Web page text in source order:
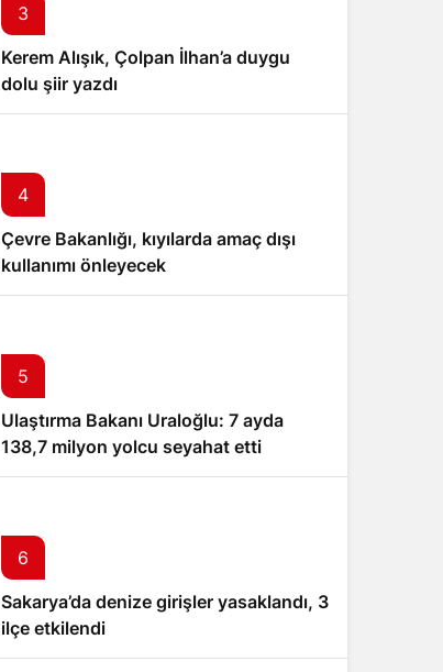
3
Kerem Alışık, Çolpan İlhan’a duygu
dolu şiir yazdı
4
Çevre Bakanlığı, kıyılarda amaç dışı
kullanımı önleyecek
5
Ulaştırma Bakanı Uraloğlu: 7 ayda
138,7 milyon yolcu seyahat etti
6
Sakarya’da denize girişler yasaklandı, 3
ilçe etkilendi